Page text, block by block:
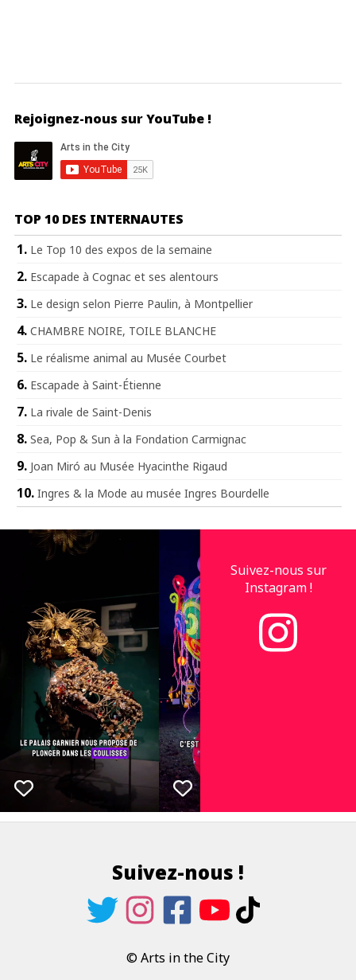
Rejoignez-nous sur YouTube !
TOP 10 DES INTERNAUTES
Le Top 10 des expos de la semaine
Escapade à Cognac et ses alentours
Le design selon Pierre Paulin, à Montpellier
CHAMBRE NOIRE, TOILE BLANCHE
Le réalisme animal au Musée Courbet
Escapade à Saint-Étienne
La rivale de Saint-Denis
Sea, Pop & Sun à la Fondation Carmignac
Joan Miró au Musée Hyacinthe Rigaud
Ingres & la Mode au musée Ingres Bourdelle
Suivez-nous sur
Instagram !
Suivez-nous !
© Arts in the City